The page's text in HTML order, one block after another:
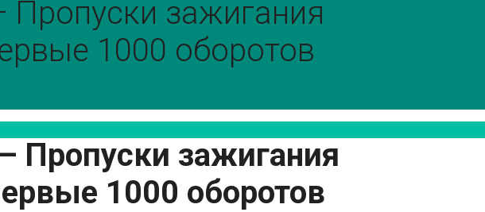
зажигания
1000 оборотов
Пропуски зажигания
1000 оборотов